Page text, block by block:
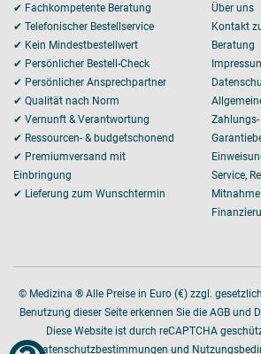
✔ Fachkompetente Beratung
✔ Telefonischer Bestellservice
✔ Kein Mindestbestellwert
✔ Persönlicher Bestell-Check
✔ Persönlicher Ansprechpartner
✔ Qualität nach Norm
✔ Vernunft & Verantwortung
✔ Ressourcen- & budgetschonend
✔ Premiumversand mit
Einbringung
✔ Lieferung zum Wunschtermin
Über uns
Kontakt
Beratung
Service,
© Medizina ® Alle Preise in Euro (€) zzgl.
Benutzung dieser Seite erkennen Sie die AGB und
Diese Website ist durch reCAPTCHA
Datenschutzbestimmungen und